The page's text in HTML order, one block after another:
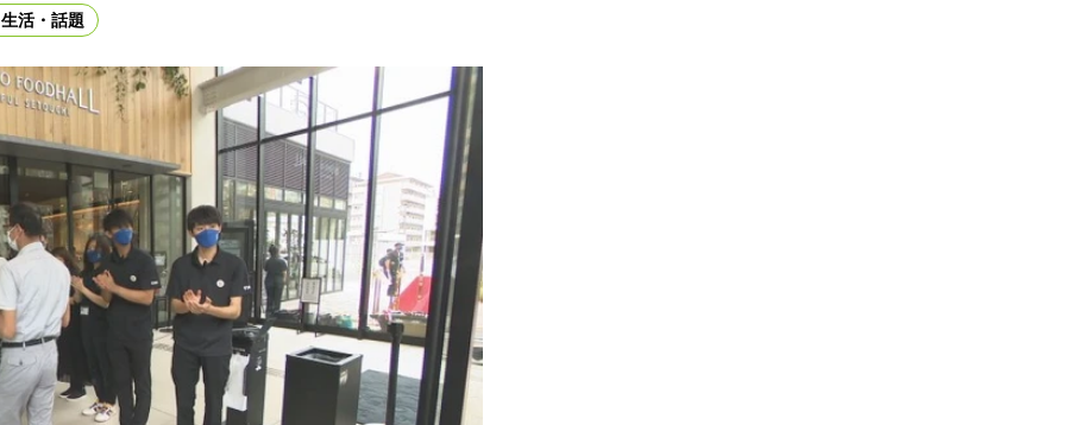
生活・話題